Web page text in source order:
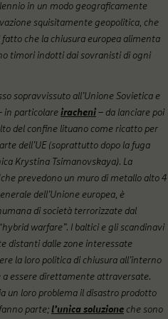
in un modo geograficamente
squisitamente geopolitica, che
fatto che la chiusura europea alimenta
timori indotti dai sovranisti di ogni
sopravvissuto all’Unione Sovietica e
in particolare iracheni – da lanciare poi
del confine lituano come ricatto per
dell’UE (soprattutto dopo la fuga
Krystina Tsimanovskaya). La
prevedono un muro di metallo alto 4
dell’Unione europea, è
di società terrorizzate dal
warfare”. I baltici e gli scandinavi
distanti dalle zone interessate
la loro politica di chiusura all’interno
a essere direttamente attraversate.
un loro problema il disastro prodotto
parte; l’unica soluzione che sono